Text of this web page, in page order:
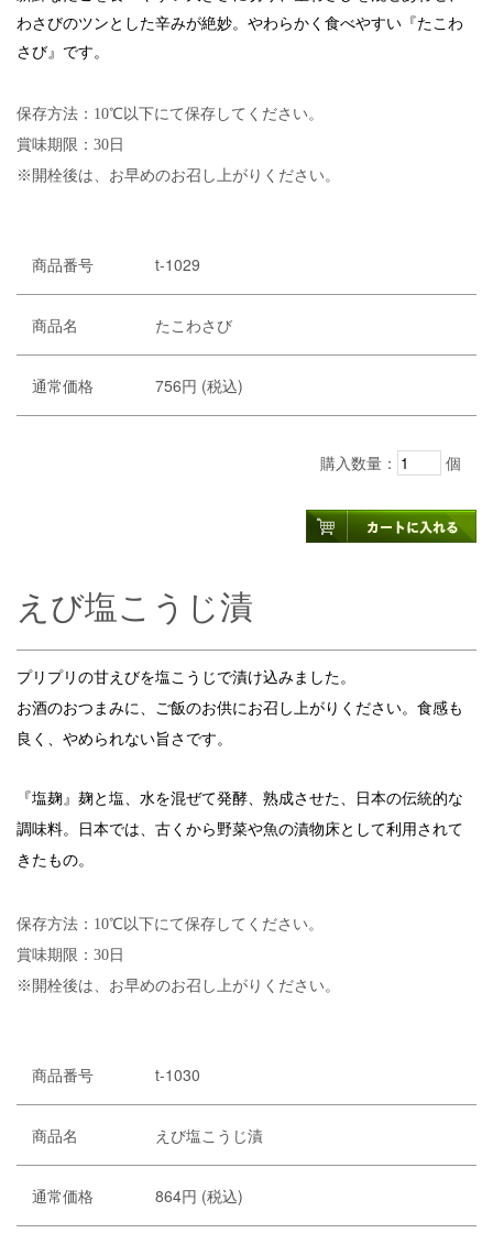
わさびのツンとした辛みが絶妙。やわらかく食べやすい『たこわ
さび』です。
保存方法：10℃以下にて保存してください。
賞味期限：30日
※開栓後は、お早めのお召し上がりください。
商品番号 t-1029
商品名 たこわさび
通常価格 756円 (税込)
購入数量： 個
えび塩こうじ漬
プリプリの甘えびを塩こうじで漬け込みました。
お酒のおつまみに、ご飯のお供にお召し上がりください。食感も
良く、やめられない旨さです。
『塩麹』麹と塩、水を混ぜて発酵、熟成させた、日本の伝統的な
調味料。日本では、古くから野菜や魚の漬物床として利用されて
きたもの。
保存方法：10℃以下にて保存してください。
賞味期限：30日
※開栓後は、お早めのお召し上がりください。
商品番号 t-1030
商品名 えび塩こうじ漬
通常価格 864円 (税込)